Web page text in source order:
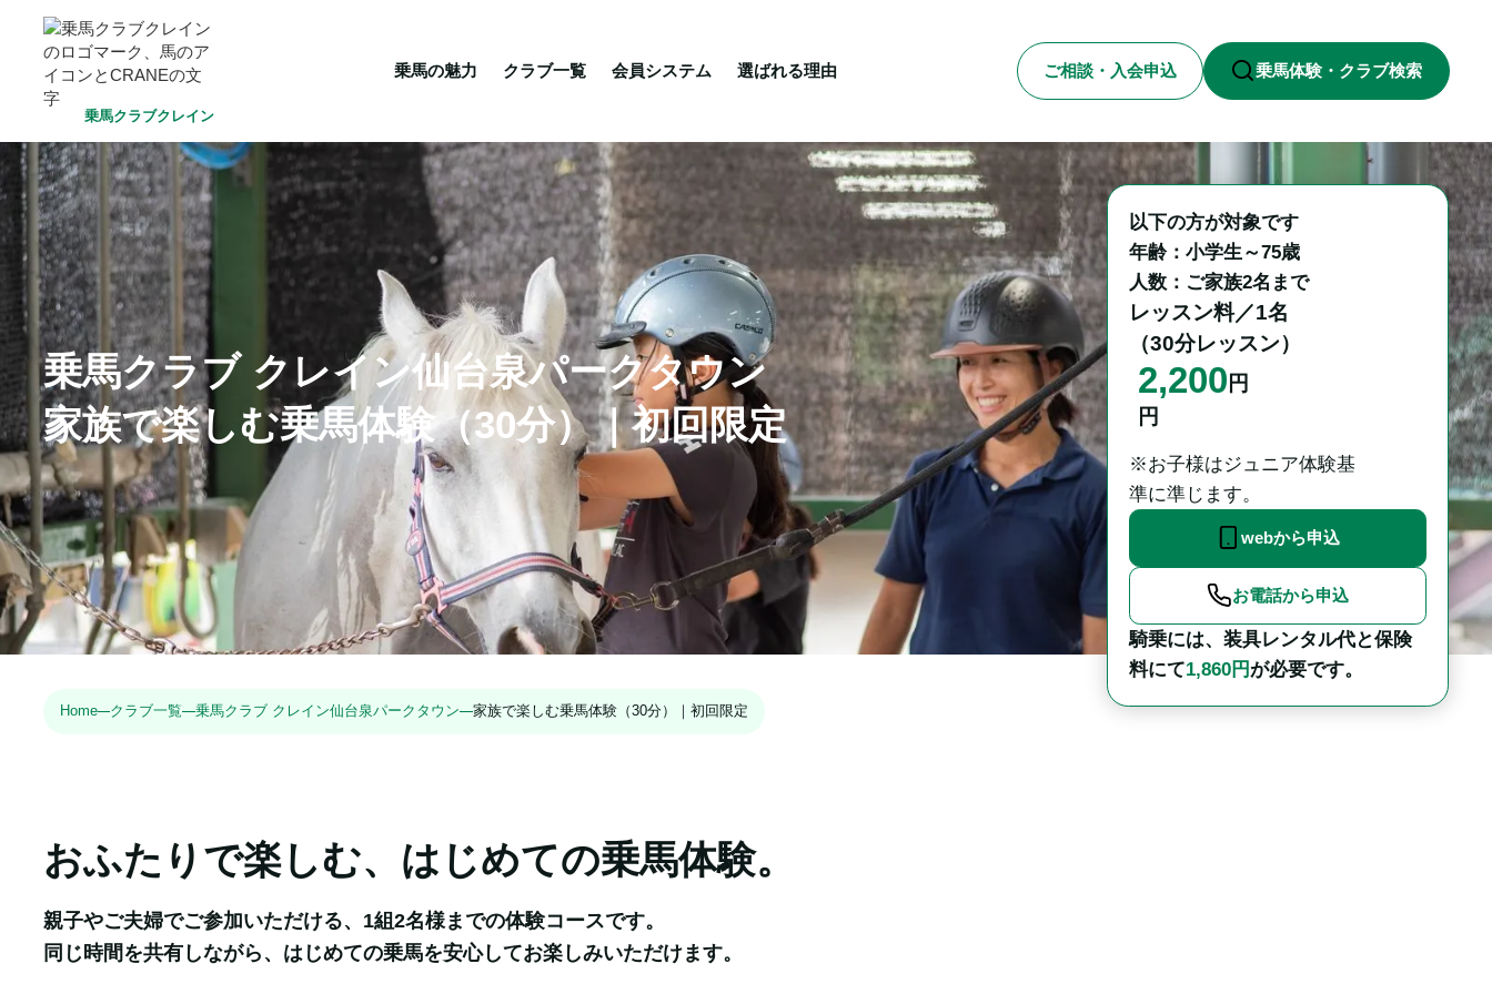
乗馬クラブクレイン
乗馬の魅力 クラブ一覧 会員システム 選ばれる理由 ご相談・入会申込 乗馬体験・クラブ検索
HOME 乗馬の魅力 クラブ一覧
乗馬クラブ クレイン仙台泉パークタウン
家族で楽しむ乗馬体験（30分）｜初回限定
Home クラブ一覧 乗馬クラブ クレイン仙台泉パークタウン 家族で楽しむ乗馬体験（30分）｜初回限定
以下の方が対象です
年齢：小学生～75歳
人数：ご家族2名まで
レッスン料／1名
（30分レッスン）
2,200 円
円
※お子様はジュニア体験基
準に準じます。
webから申込
お電話から申込
騎乗には、装具レンタル代と保険
料にて1,860円が必要です。
おふたりで楽しむ、はじめての乗馬体験。
親子やご夫婦でご参加いただける、1組2名様までの体験コースです。
同じ時間を共有しながら、はじめての乗馬を安心してお楽しみいただけます。